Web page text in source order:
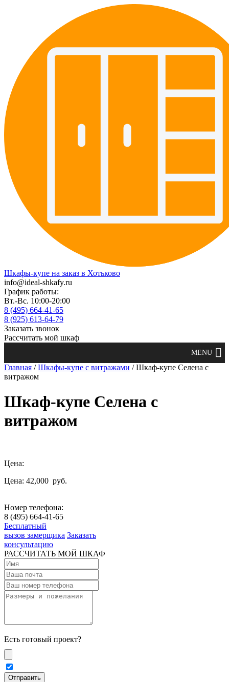
Шкафы-купе на заказ в Хотьково
info@ideal-shkafy.ru
График работы:
Вт.-Вс. 10:00-20:00
8 (495) 664-41-65
8 (925) 613-64-79
Заказать звонок
Рассчитать мой шкаф
Главная /Шкафы-купе с витражами / Шкаф-купе Селена с
витражом
Шкаф-купе Селена с
витражом
Цена:
Цена: 42,000 руб.
Номер телефона:
8 (495) 664-41-65
Бесплатный
вызов замерщика Заказать
консультацию
РАССЧИТАТЬ МОЙ ШКАФ
Есть готовый проект?